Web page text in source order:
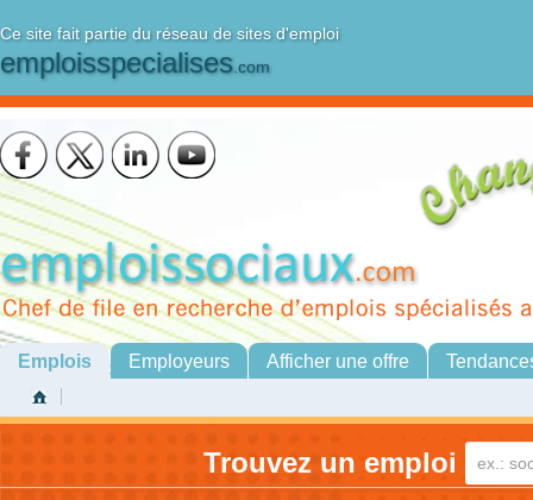
Ce site fait partie du réseau de sites d'emploi
emploisspecialises.com
Emplois Employeurs Afficher une offre
Trouvez un emploi